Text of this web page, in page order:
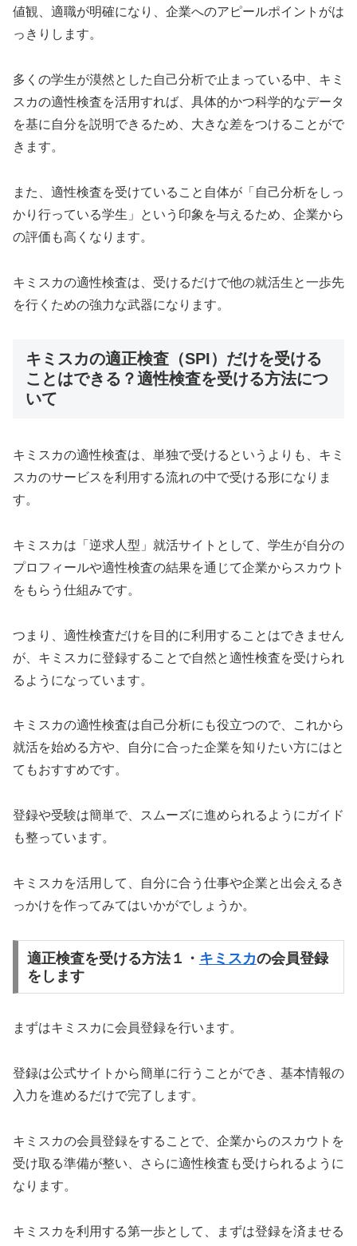
値観、適職が明確になり、企業へのアピールポイントがは
っきりします。
多くの学生が漠然とした自己分析で止まっている中、キミ
スカの適性検査を活用すれば、具体的かつ科学的なデータ
を基に自分を説明できるため、大きな差をつけることがで
きます。
また、適性検査を受けていること自体が「自己分析をしっ
かり行っている学生」という印象を与えるため、企業から
の評価も高くなります。
キミスカの適性検査は、受けるだけで他の就活生と一歩先
を行くための強力な武器になります。
キミスカの適正検査（SPI）だけを受ける
ことはできる？適性検査を受ける方法につ
いて
キミスカの適性検査は、単独で受けるというよりも、キミ
スカのサービスを利用する流れの中で受ける形になりま
す。
キミスカは「逆求人型」就活サイトとして、学生が自分の
プロフィールや適性検査の結果を通じて企業からスカウト
をもらう仕組みです。
つまり、適性検査だけを目的に利用することはできません
が、キミスカに登録することで自然と適性検査を受けられ
るようになっています。
キミスカの適性検査は自己分析にも役立つので、これから
就活を始める方や、自分に合った企業を知りたい方にはと
てもおすすめです。
登録や受験は簡単で、スムーズに進められるようにガイド
も整っています。
キミスカを活用して、自分に合う仕事や企業と出会えるき
っかけを作ってみてはいかがでしょうか。
適正検査を受ける方法１・ キミスカの会員登録
をします
まずはキミスカに会員登録を行います。
登録は公式サイトから簡単に行うことができ、基本情報の
入力を進めるだけで完了します。
キミスカの会員登録をすることで、企業からのスカウトを
受け取る準備が整い、さらに適性検査も受けられるように
なります。
キミスカを利用する第一歩として、まずは登録を済ませる